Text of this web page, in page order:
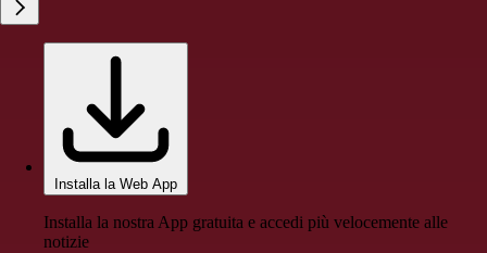
Installa la Web App
Installa la nostra App gratuita e accedi più velocemente alle
notizie